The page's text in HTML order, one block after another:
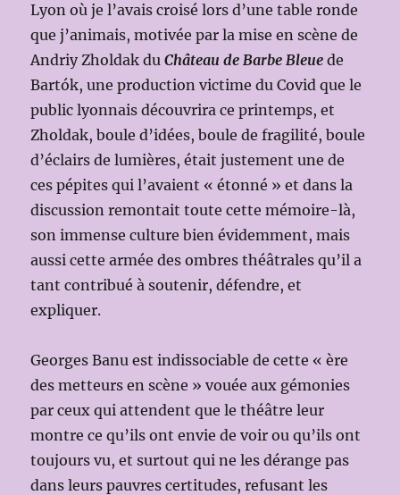
Lyon où je l’avais croisé lors d’une table ronde
que j’animais, motivée par la mise en scène de
Andriy Zholdak duChâteau de Barbe Bleue de
Bartók, une production victime du Covid que le
public lyonnais découvrira ce printemps, et
Zholdak, boule d’idées, boule de fragilité, boule
d’éclairs de lumières, était justement une de
ces pépites qui l’avaient « étonné » et dans la
discussion remontait toute cette mémoire-là,
son immense culture bien évidemment, mais
aussi cette armée des ombres théâtrales qu’il a
tant contribué à soutenir, défendre, et
expliquer.
Georges Banu est indissociable de cette « ère
des metteurs en scène » vouée aux gémonies
par ceux qui attendent que le théâtre leur
montre ce qu’ils ont envie de voir ou qu’ils ont
toujours vu, et surtout qui ne les dérange pas
dans leurs pauvres certitudes, refusant les